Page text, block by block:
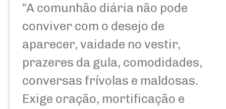
“A comunhão diária não pode
conviver com o desejo de
aparecer, vaidade no vestir,
prazeres da gula, comodidades,
conversas frívolas e maldosas.
Exige oração, mortificação e